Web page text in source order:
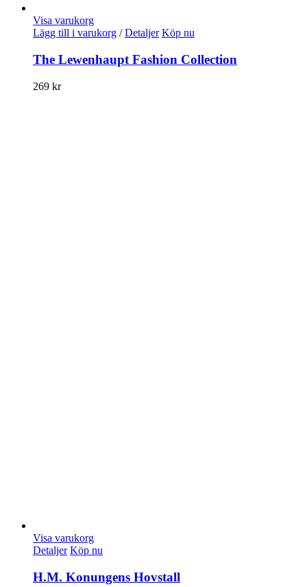
Visa varukorg
Lägg till i varukorg / Detaljer Köp nu
The Lewenhaupt Fashion Collection
269 kr
Visa varukorg
Detaljer Köp nu
H.M. Konungens Hovstall